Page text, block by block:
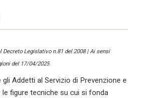
Decreto Legislativo n.81 del 2008 | Ai sensi
del 17/04/2025
gli Addetti al Servizio di Prevenzione e
figure tecniche su cui si fonda